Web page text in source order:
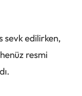
sevk edilirken,
resmi